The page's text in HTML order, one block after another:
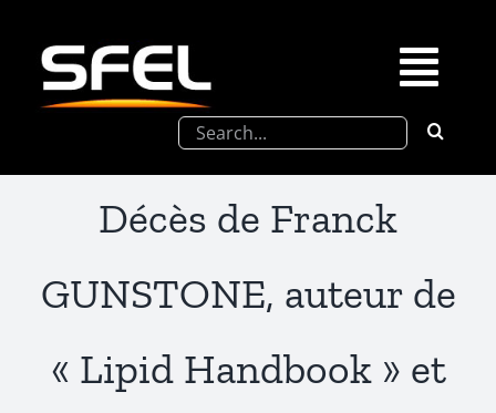
contenu
Journées Chevreul
Prix de Thèse SFEL
Congrès à venir
Rechercher:
Décès de Franck
GUNSTONE, auteur de
« Lipid Handbook » et